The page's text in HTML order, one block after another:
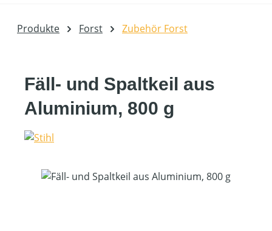
Produkte Forst Zubehör Forst
Fäll- und Spaltkeil aus
Aluminium, 800 g
Bildergalerie überspringen